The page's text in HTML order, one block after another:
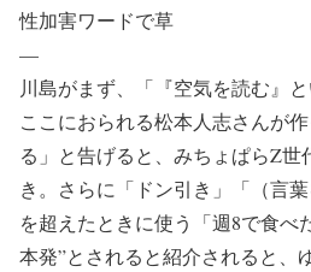
性加害ワードで草
—
川島がまず、「『空気を読む』
ここにおられる松本人志さんが
る」と告げると、みちょぱらZ世
き。さらに「ドン引き」「（言
を超えたときに使う「週8で食べ
本発”とされると紹介されると、